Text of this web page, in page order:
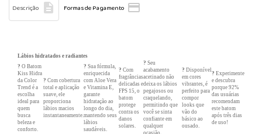
Descrição  Formas de Pagamento 
Lábios hidratados e radiantes
? O Batom
Kiss Hidra
da Color
Trend é a
escolha
ideal para
quem
busca
beleza e
conforto.
? Com cobertura
total e aplicação
suave, ele
proporciona
lábios macios
instantaneamente.
? Sua fórmula,
enriquecida
com Aloe Vera
e Vitamina E,
garante
hidratação ao
longo do dia,
mantendo seus
lábios
saudáveis.
? Com
fragrâncias
delicadas e
FPS 15, o
batom
protege
contra os
danos
solares.
? Seu
acabamento
acetinado não
deixa os lábios
pegajosos ou
craquelando,
permitindo que
você se sinta
confiante em
qualquer
ocasião.
? Disponível
em cores
vibrantes, é
perfeito para
compor
looks que
vão do
básico ao
ousado.
? Experimente
e descubra
porque 92%
das usuárias
recomendam
este batom
após três dias
de uso!